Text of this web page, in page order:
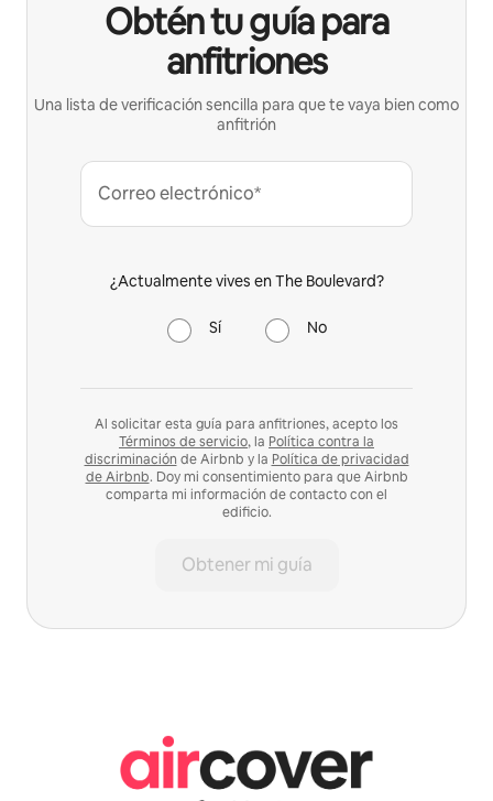
Obtén tu guía para
anfitriones
Una lista de verificación sencilla para que te vaya bien como
anfitrión
Correo electrónico*
¿Actualmente vives en The Boulevard?
Sí No
Al solicitar esta guía para anfitriones, acepto los
Términos de servicio, la Política contra la
discriminación de Airbnb y la Política de privacidad
de Airbnb. Doy mi consentimiento para que Airbnb
comparta mi información de contacto con el
edificio.
Obtener mi guía